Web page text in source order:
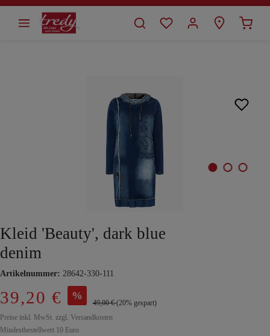
springen
Kleid 'Beauty', dark blue
denim
Artikelnummer: 28642-330-111
39,20 € %
49,00 €(20% gespart)
Preise inkl. MwSt. zzgl. Versandkosten
Mindestbestellwert 10 Euro